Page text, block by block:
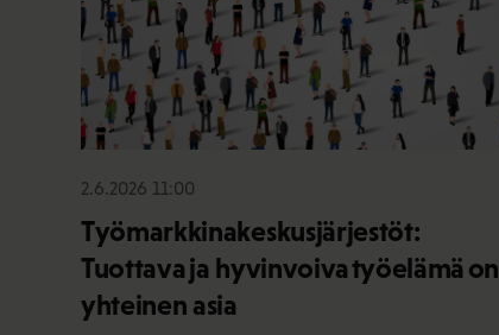
2.6.2026 11:00
Työmarkkinakeskusjärjestöt:
Tuottava ja hyvinvoiva työelämä on
yhteinen asia